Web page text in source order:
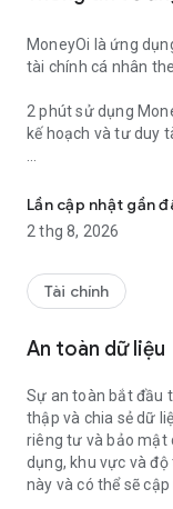
MoneyOi là ứng
tài chính cá nhân
2 phút sử dụng
kế hoạch và tư duy
trung vào việc quản
Tính năng chính:
- Tự động phân bổ
- Ghi chép giao
- Xem báo cáo chi
- Mở khóa bằng vân
Lần cập nhật gần
2 thg 8, 2026
Tài chính
An toàn dữ liệu
Sự an toàn bắt đầu
thập và chia sẻ dữ
riêng tư và bảo mật
dụng, khu vực và
này và có thể sẽ